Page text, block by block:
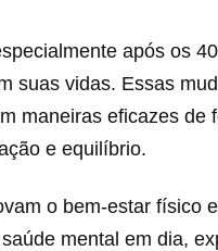
após os
suas vidas. Essas
maneiras eficazes de
e equilíbrio.
o bem-estar físico
mental em dia,